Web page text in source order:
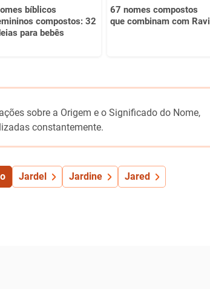
bíblicos
compostos: 32
para bebês
67 nomes compostos
que combinam com Ravi
sobre a Origem e o Significado do Nome,
constantemente.
Jardel Jardine Jared